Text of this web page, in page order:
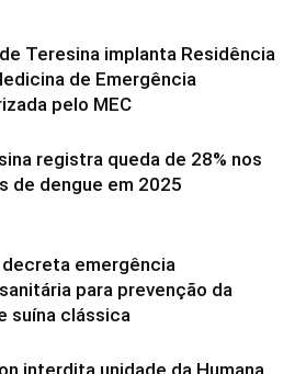
Teresina implanta Residência
de Emergência
pelo MEC
registra queda de 28% nos
de dengue em 2025
decreta emergência
para prevenção da
suína clássica